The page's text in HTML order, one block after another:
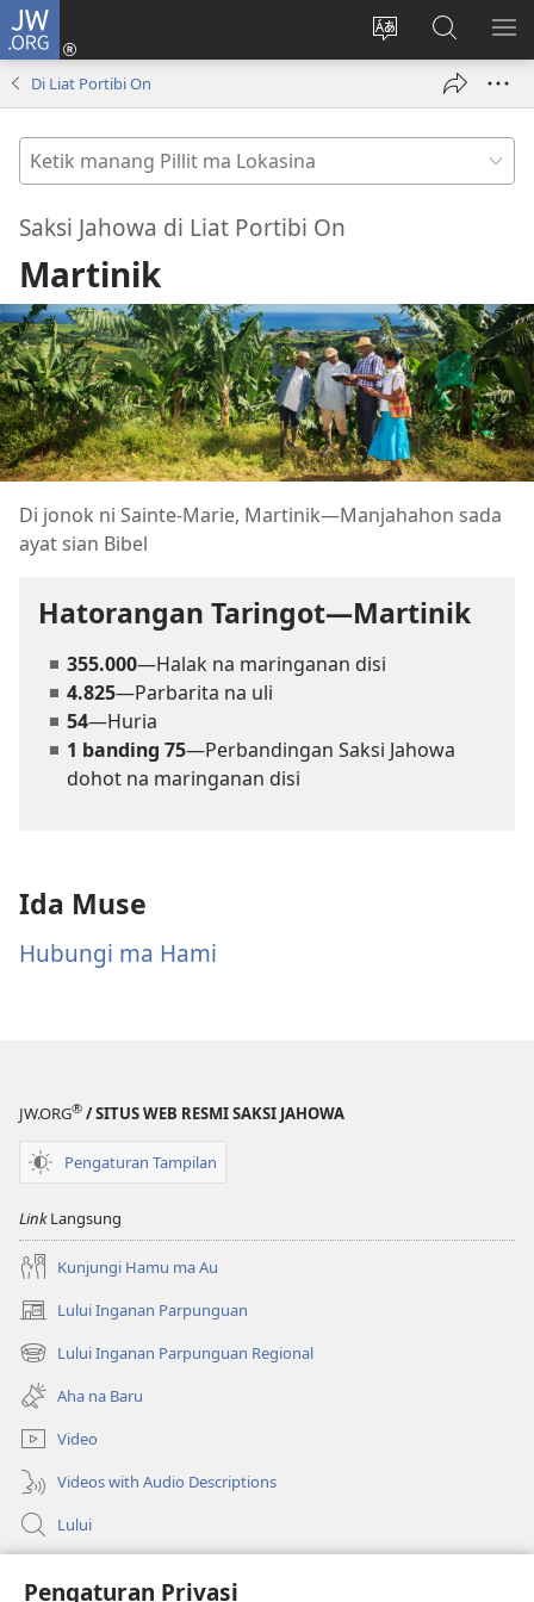
Pengaturan Privasi
JW.ORG
Ganti
Log
Lului
di
JW.ORG
Di Liat Portibi On
Ketik
manang
Pillit
ma
Lokasina
Saksi Jahowa di Liat Portibi On
Martinik
Di jonok ni Sainte-Marie, Martinik​—Manjahahon sada
ayat sian Bibel
Hatorangan Taringot—Martinik
355.000—Halak na maringanan disi
4.825—Parbarita na uli
54—Huria
1 banding 75—Perbandingan Saksi Jahowa
dohot na maringanan disi
Ida Muse
Hubungi ma Hami
JW.ORG® / SITUS WEB RESMI SAKSI JAHOWA
Pengaturan Tampilan
LinkLangsung
Kunjungi Hamu ma Au
Lului Inganan Parpunguan
(opens
new
window)
Lului Inganan Parpunguan Regional
(opens
new
window)
Aha na Baru
Video
Videos with Audio Descriptions
Lului